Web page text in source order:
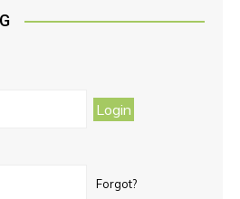
e
Forgot?